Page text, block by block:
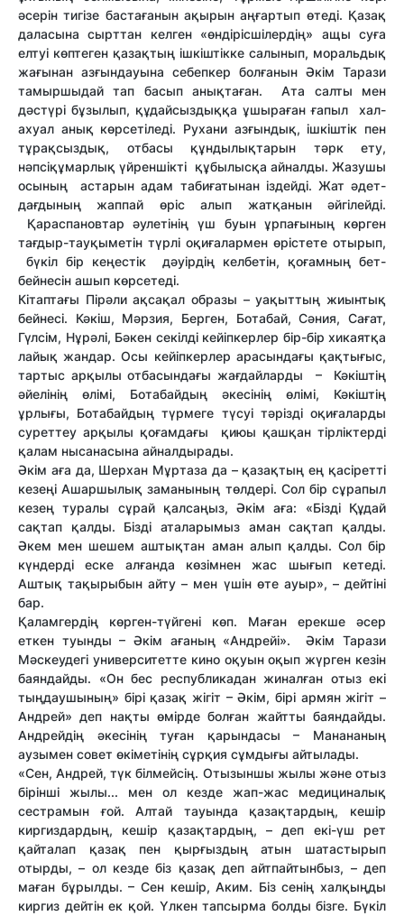
әсерін тигізе бастағанын ақырын аңғартып өтеді. Қазақ
даласына сырттан келген «өндірісшілердің» ащы суға
елтуі көптеген қазақтың ішкіштікке салынып, моральдық
жағынан азғындауына себепкер болғанын Әкім Тарази
тамыр­шыдай тап басып анықтаған. Ата салты мен
дәстүрі бұзылып, құдайсыздыққа ұшыраған ғапыл хал-
ахуал анық көрсе­тіледі. Рухани азғындық, ішкіштік пен
тұрақсыздық, отбасы құндылықтарын тәрк ету,
нәпсіқұмарлық үйреншікті құбылысқа айналды. Жазушы
осының астарын адам табиғатынан іздейді. Жат әдет-
дағдының жаппай өріс алып жатқанын әйгілейді.
Қараспановтар әулетінің үш буын ұрпағының көрген
тағдыр-тауқыметін түрлі оқиғалармен өріс­тете отырып,
бүкіл бір кеңестік дәуірдің келбетін, қоғамның бет-
бейнесін ашып көрсетеді.
Кітаптағы Пірәли ақсақал образы – уақыттың жиынтық
бейнесі. Кәкіш, Мәрзия, Берген, Ботабай, Сәния, Сағат,
Гүлсім, Нұрәлі, Бәкен секілді кейіпкерлер бір-бір хикаятқа
лайық жандар. Осы кейіпкерлер арасындағы қақтығыс,
тартыс арқылы отбасындағы жағдайларды – Кәкіштің
әйелінің өлімі, Ботабайдың әкесінің өлімі, Кәкіштің
ұрлығы, Бота­байдың түрмеге түсуі тәрізді оқиғаларды
суреттеу арқылы қоғамдағы қиюы қашқан тірліктерді
қалам нысанасына айнал­дырады.
Әкім аға да, Шерхан Мұртаза да – қазақтың ең қасіретті
кезеңі Ашаршылық заманының төлдері. Сол бір сұрапыл
кезең туралы сұрай қалсаңыз, Әкім аға: «Бізді Құдай
сақтап қалды. Бізді аталарымыз аман сақтап қалды.
Әкем мен шешем аштықтан аман алып қалды. Сол бір
күндерді еске алғанда көзімнен жас шығып кетеді.
Аштық тақырыбын айту – мен үшін өте ауыр», – дейтіні
бар.
Қаламгердің көрген-түйгені көп. Маған ерекше әсер
еткен туынды – Әкім ағаның «Андрейі». Әкім Тарази
Мәскеудегі университетте кино оқуын оқып жүрген кезін
баяндайды. «Он бес республикадан жиналған отыз екі
тыңдаушының» бірі қазақ жігіт – Әкім, бірі армян жігіт –
Андрей» деп нақты өмірде болған жайтты баяндайды.
Андрейдің әкесінің туған қарындасы – Манананың
аузымен совет өкіметінің сұрқия сұмдығы айтылады.
«Сен, Андрей, түк білмейсің. Отызын­шы жылы және отыз
бірінші жылы... мен ол кезде жап-жас медициналық
сестрамын ғой. Алтай тауында қазақтардың, кешір
киргиздардың, кешір қазақтардың, – деп екі-үш рет
қайталап қазақ пен қырғыздың атын шатастырып
отырды, – ол кезде біз қазақ деп айтпайтынбыз, – деп
маған бұрылды. – Сен кешір, Аким. Біз сенің халқыңды
киргиз дейтін ек қой. Үлкен тапсырма болды бізге. Бүкіл